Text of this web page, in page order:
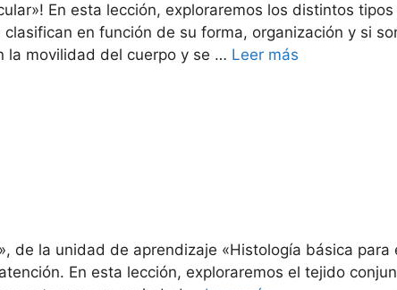
En esta lección, exploraremos los distintos
en función de su forma, organización y si
la movilidad del cuerpo y se … Leer más
de la unidad de aprendizaje «Histología básica para
En esta lección, exploraremos el tejido